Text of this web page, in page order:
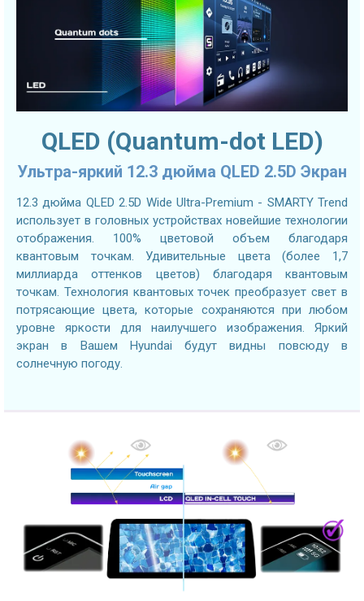
QLED (Quantum-dot LED)
Ультра-яркий 12.3 дюйма QLED 2.5D Экран
12.3 дюйма QLED 2.5D Wide Ultra-Premium - SMARTY Trend
использует в головных устройствах новейшие технологии
отображения. 100% цветовой объем благодаря
квантовым точкам. Удивительные цвета (более 1,7
миллиарда оттенков цветов) благодаря квантовым
точкам. Технология квантовых точек преобразует свет в
потрясающие цвета, которые сохраняются при любом
уровне яркости для наилучшего изображения. Яркий
экран в Вашем Hyundai будут видны повсюду в
солнечную погоду.